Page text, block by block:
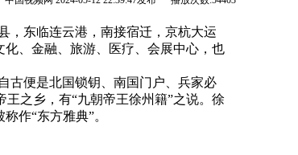
东临连云港，南接宿迁，京杭大运
、金融、旅游、医疗、会展中心，也
便是北国锁钥、南国门户、兵家必
之乡，有“九朝帝王徐州籍”之说。徐
作“东方雅典”。